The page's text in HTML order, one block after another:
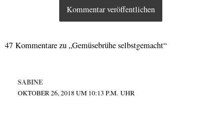
47 Kommentare zu „Gemüsebrühe selbstgemacht“
SABINE
OKTOBER 26, 2018 UM 10:13 P.M. UHR